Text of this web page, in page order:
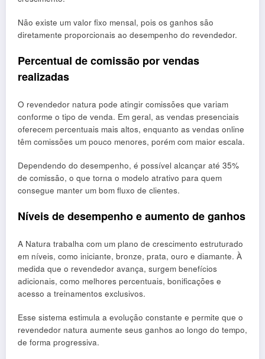
Não existe um valor fixo mensal, pois os ganhos são
diretamente proporcionais ao desempenho do revendedor.
Percentual de comissão por vendas
realizadas
O revendedor natura pode atingir comissões que variam
conforme o tipo de venda. Em geral, as vendas presenciais
oferecem percentuais mais altos, enquanto as vendas online
têm comissões um pouco menores, porém com maior escala.
Dependendo do desempenho, é possível alcançar até 35%
de comissão, o que torna o modelo atrativo para quem
consegue manter um bom fluxo de clientes.
Níveis de desempenho e aumento de ganhos
A Natura trabalha com um plano de crescimento estruturado
em níveis, como iniciante, bronze, prata, ouro e diamante. À
medida que o revendedor avança, surgem benefícios
adicionais, como melhores percentuais, bonificações e
acesso a treinamentos exclusivos.
Esse sistema estimula a evolução constante e permite que o
revendedor natura aumente seus ganhos ao longo do tempo,
de forma progressiva.